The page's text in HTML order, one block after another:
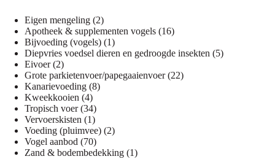
Eigen mengeling 22
producten
Apotheek & supplementen vogels 1616
Bijvoeding (vogels) 11
product
Diepvries voedsel dieren en gedroogde insekten 55
Eivoer 22
producten
Grote parkietenvoer/papegaaienvoer 2222
Kanarievoeding 88
Kweekkooien 44
producten
Tropisch voer 3434
producten
Vervoerskisten 11
product
Voeding (pluimvee) 22
Vogel aanbod 7070
producten
Zand & bodembedekking 11